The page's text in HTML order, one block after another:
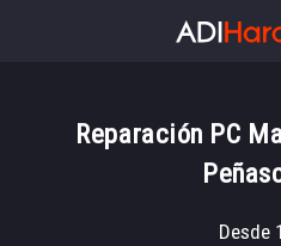
Reparación PC
Desde